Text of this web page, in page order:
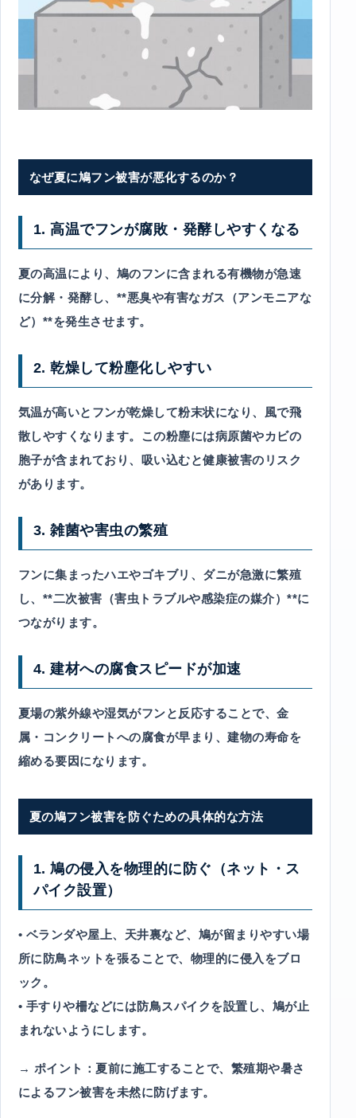
なぜ夏に鳩フン被害が悪化するのか？
1. 高温でフンが腐敗・発酵しやすくなる
夏の高温により、鳩のフンに含まれる有機物が急速
に分解・発酵し、**悪臭や有害なガス（アンモニアな
ど）**を発生させます。
2. 乾燥して粉塵化しやすい
気温が高いとフンが乾燥して粉末状になり、風で飛
散しやすくなります。この粉塵には病原菌やカビの
胞子が含まれており、吸い込むと健康被害のリスク
があります。
3. 雑菌や害虫の繁殖
フンに集まったハエやゴキブリ、ダニが急激に繁殖
し、**二次被害（害虫トラブルや感染症の媒介）**に
つながります。
4. 建材への腐食スピードが加速
夏場の紫外線や湿気がフンと反応することで、金
属・コンクリートへの腐食が早まり、建物の寿命を
縮める要因になります。
夏の鳩フン被害を防ぐための具体的な方法
1. 鳩の侵入を物理的に防ぐ（ネット・ス
パイク設置）
• ベランダや屋上、天井裏など、鳩が留まりやすい場
所に防鳥ネットを張ることで、物理的に侵入をブロ
ック。
• 手すりや柵などには防鳥スパイクを設置し、鳩が止
まれないようにします。
→ ポイント：夏前に施工することで、繁殖期や暑さ
によるフン被害を未然に防げます。